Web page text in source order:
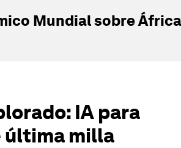
Mundial sobre
IA para
milla